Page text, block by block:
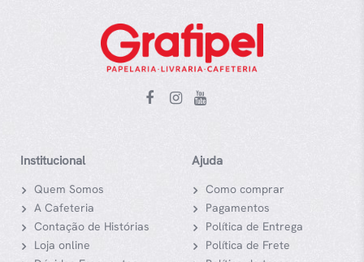
Institucional
Quem Somos
A Cafeteria
Contação de Histórias
Loja online
Ajuda
Como comprar
Pagamentos
Política de Entrega
Política de Frete